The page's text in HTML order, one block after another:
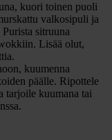
kuori toinen puoli
valkosipuli ja
sitruuna
Lisää olut,
kuumenna
päälle. Ripottele
tarjoile kuumana tai